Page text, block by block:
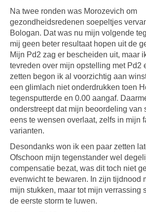
Na twee ronden was Morozevich om
gezondheidsredenen soepeltjes
Bologan. Dat was nu mijn volgende
mij geen beter resultaat hopen uit de
Mijn Pd2 zag er bescheiden uit, maar
tevreden over mijn opstelling met Pd2
zetten begon ik al voorzichtig aan
een glimlach niet onderdrukken toen
tegensputterde en 0.00 aangaf.
onderstreept dat mijn beoordeling van
eens te wensen overlaat, zelfs in mijn
varianten.
Desondanks won ik een paar zetten
Ofschoon mijn tegenstander wel
compensatie bezat, was dit toch niet
evenwicht te bewaren. In zijn tijdnood
mijn stukken, maar tot mijn verrassing
de eerste storm te luwen.